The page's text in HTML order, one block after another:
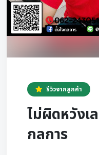
รีวิวจากลูกค้า
ไม่ผิดหวังเ
กลการ